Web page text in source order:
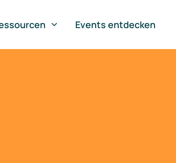
Events entdecken